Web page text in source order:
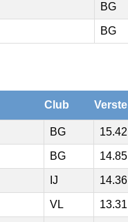
BG
BG
Club Verste
BG 15.42
BG 14.85
IJ 14.36
VL 13.31